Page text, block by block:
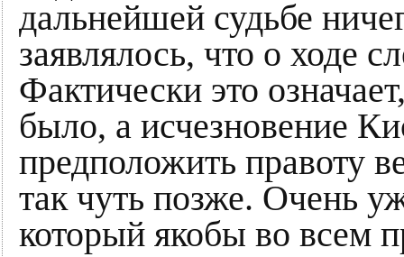
дальнейшей судьбе
заявлялось, что о ходе
Фактически это
было, а исчезновение
предположить правоту
так чуть позже. Очень
который якобы во всем